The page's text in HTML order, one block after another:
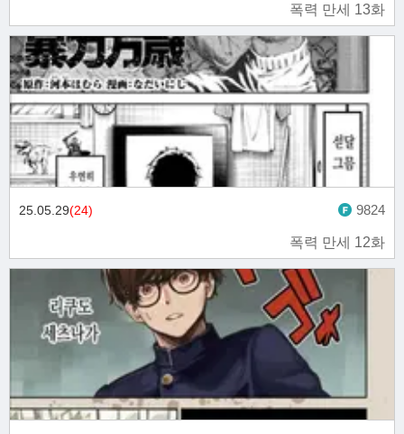
폭력 만세 13화
폭력 만세 12화
25.05.29(24) 9824